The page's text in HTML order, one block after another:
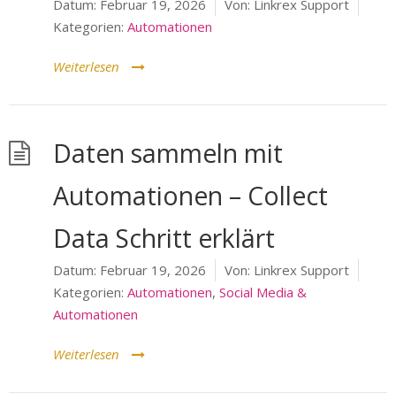
Datum: Februar 19, 2026 Von: Linkrex Support
Kategorien: Automationen
Weiterlesen
Daten sammeln mit
Automationen – Collect
Data Schritt erklärt
Datum: Februar 19, 2026 Von: Linkrex Support
Kategorien: Automationen, Social Media &
Automationen
Weiterlesen